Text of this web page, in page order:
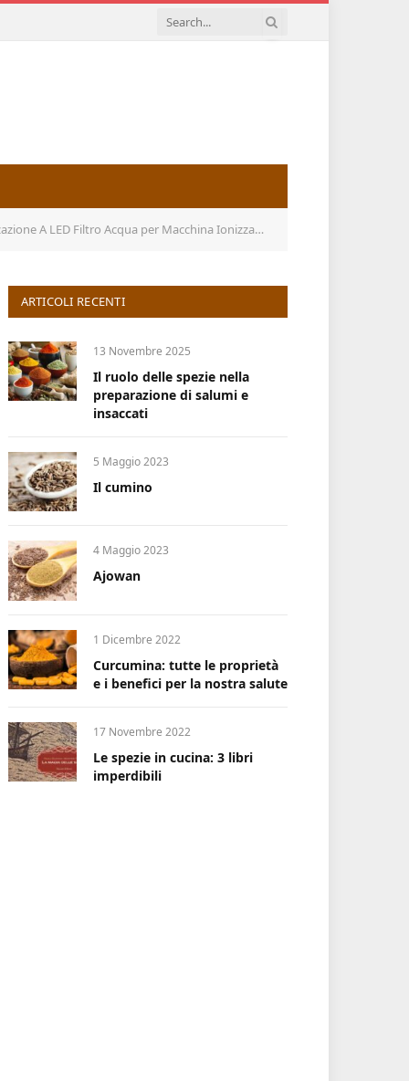
Macchina Ionizzatore d’Acqua Alcalina Microelettrolisi
ARTICOLI RECENTI
13 Novembre 2025
Il ruolo delle spezie nella
preparazione di salumi e
insaccati
5 Maggio 2023
Il cumino
4 Maggio 2023
Ajowan
1 Dicembre 2022
Curcumina: tutte le proprietà
e i benefici per la nostra salute
17 Novembre 2022
Le spezie in cucina: 3 libri
imperdibili